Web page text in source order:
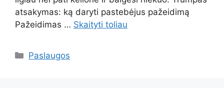
atsakymas: ką daryti pastebėjus pažeidimą
Pažeidimas … Skaityti toliau
Kategorijos
Paslaugos